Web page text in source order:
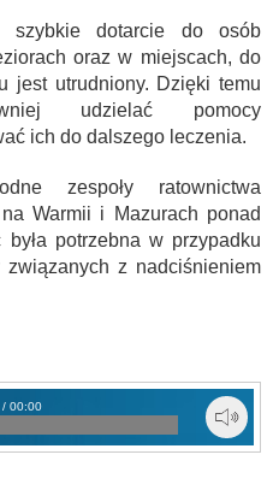
szybkie dotarcie do osób
oraz w miejscach, do
jest utrudniony. Dzięki temu
udzielać pomocy
ich do dalszego leczenia.
zespoły ratownictwa
Warmii i Mazurach ponad
potrzebna w przypadku
z nadciśnieniem
/ 00:00